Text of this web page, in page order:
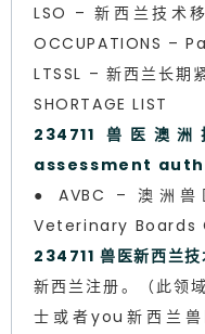
LSO – 新西兰技术
OCCUPATIONS –
LTSSL – 新西兰长期
SHORTAGE LIST
234711 兽医澳
assessment
● AVBC – 澳洲
Veterinary Boards
234711 兽医新西兰
新西兰注册。（此领
士或者you新西兰